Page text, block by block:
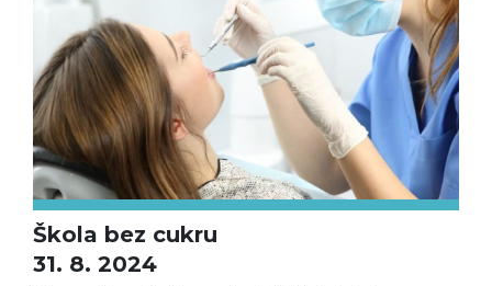
Škola bez cukru
31. 8. 2024